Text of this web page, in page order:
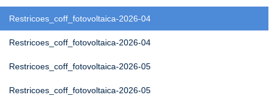
Restricoes_coff_fotovoltaica-2026-04
Restricoes_coff_fotovoltaica-2026-04
Restricoes_coff_fotovoltaica-2026-05
Restricoes_coff_fotovoltaica-2026-05